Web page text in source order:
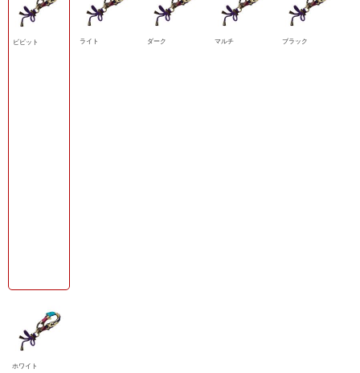
ビビット ライト ダーク マルチ ブラック
ホワイト